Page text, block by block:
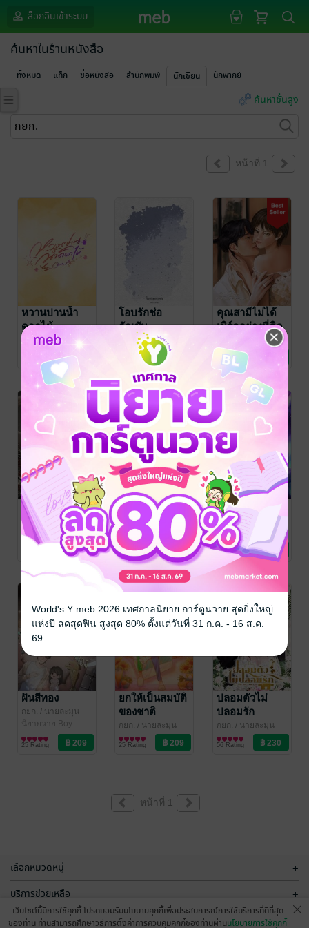
ล็อกอินเข้าระบบ
ค้นหาในร้านหนังสือ
ทั้งหมด แท็ก ชื่อหนังสือ สำนักพิมพ์ นักเขียน นักพากย์
ค้นหาขั้นสูง
หน้าที่ 1
หวานปานน้ำ
ดอกไม้
กยก.
นิยายวาย Boy
Love / Yaoi
11 Rating
โอบรักช่อ
อัญชัน
นิยายวาย Boy
Love / Yaoi
8 Rating
คุณสามีไม่ได้
เนิร์ดอย่างที่คิด
กยก.
นิยายวาย Boy
Love / Yaoi
82 Rating
ติดกลิ่นดอกเหม
ย
กยก./ Sunflower
Book
นิยายวาย Boy
-42%
ดวงใจมาลี
กยก./ นายละมุน
นิยายวาย Boy
Love / Yaoi
7 Rating
-62%
มีไม่เยอะ สอยโลด
ผมตกหลุมรัก
คนในตู้กระจก
กยก./ นายละมุน
นิยายวาย Boy
Love / Yaoi
9 Rating
ฝันสีทอง
กยก. / นายละมุน
นิยายวาย Boy
Love / Yaoi
25 Rating
ยกให้เป็นสมบัติ
ของชาติ
กยก. / นายละมุน
นิยายวาย Boy
Love / Yaoi
25 Rating
ปลอมตัวไม่
ปลอมรัก
กยก. / นายละมุน
นิยายวาย Boy
Love / Yaoi
56 Rating
หน้าที่ 1
เลือกหมวดหมู่ +
บริการช่วยเหลือ +
เกี่ยวกับเรา
เว็บไซต์นี้มีการใช้คุกกี้ โปรดยอมรับนโยบายคุกกี้เพื่อประสบการณ์การใช้บริการที่ดีที่สุด
ของท่าน ท่านสามารถศึกษาวิธีการตั้งค่าการควบคุมคุกกี้ของท่านผ่านนโยบายการใช้คุกกี้
World's Y meb 2026 เทศกาลนิยาย การ์ตูนวาย สุดยิ่งใหญ่
แห่งปี ลดสุดฟิน สูงสุด 80% ตั้งแต่วันที่ 31 ก.ค. - 16 ส.ค.
69